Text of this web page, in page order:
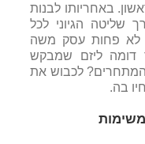
באחריותו לבנות
שליטה הגיוני לכל
לא פחות עסק משה
דומה ליזם שמבקש
לכבוש את
בה.